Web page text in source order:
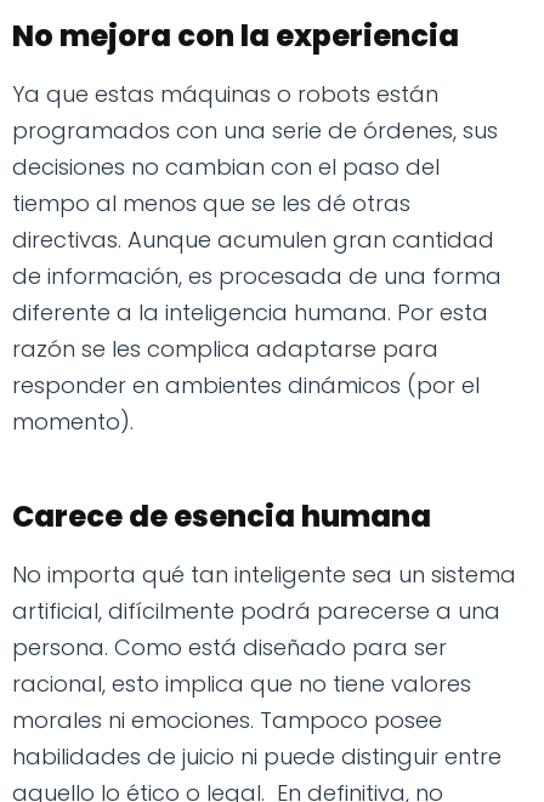
No mejora con la experiencia
Ya que estas máquinas o robots están
programados con una serie de órdenes, sus
decisiones no cambian con el paso del
tiempo al menos que se les dé otras
directivas. Aunque acumulen gran cantidad
de información, es procesada de una forma
diferente a la inteligencia humana. Por esta
razón se les complica adaptarse para
responder en ambientes dinámicos (por el
momento).
Carece de esencia humana
No importa qué tan inteligente sea un sistema
artificial, difícilmente podrá parecerse a una
persona. Como está diseñado para ser
racional, esto implica que no tiene valores
morales ni emociones. Tampoco posee
habilidades de juicio ni puede distinguir entre
aquello lo ético o legal. En definitiva, no